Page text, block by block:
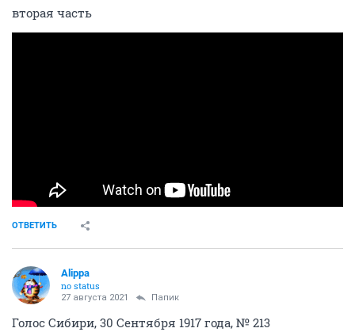
вторая часть
ОТВЕТИТЬ
Alippa
no status
27 августа 2021 Папик
Голос Сибири, 30 Сентября 1917 года, № 213